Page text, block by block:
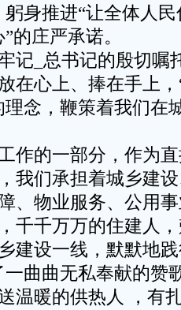
身推进“让全体人
的庄严承诺。
记_总书记的殷切嘱
在心上、捧在手上
理念，鞭策着我们在
作的一部分，作为
我们承担着城乡建
、物业服务、公用
千千万万的住建人
建设一线，默默地
曲曲无私奉献的赞
温暖的供热人 ，有